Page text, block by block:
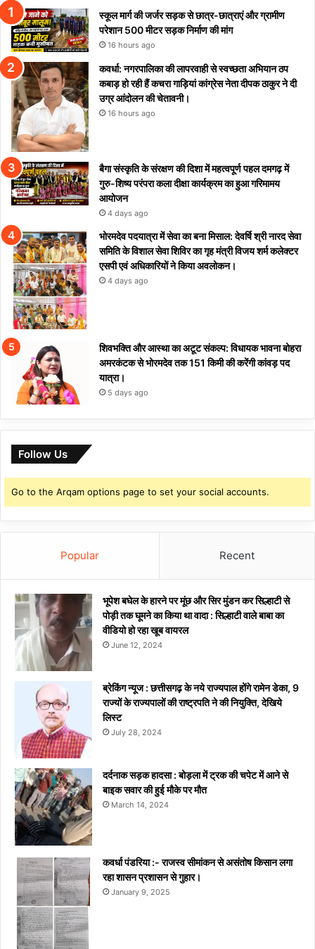
स्कूल मार्ग की जर्जर सड़क से छात्र-छात्राएं और ग्रामीण
परेशान 500 मीटर सड़क निर्माण की मांग
16 hours ago
कवर्धा: नगरपालिका की लापरवाही से स्वच्छता अभियान ठप
कबाड़ हो रही हैं कचरा गाड़ियां कांग्रेस नेता दीपक ठाकुर ने दी
उग्र आंदोलन की चेतावनी।
16 hours ago
बैगा संस्कृति के संरक्षण की दिशा में महत्वपूर्ण पहल दमगढ़ में
गुरु-शिष्य परंपरा कला दीक्षा कार्यक्रम का हुआ गरिमामय
आयोजन
4 days ago
भोरमदेव पदयात्रा में सेवा का बना मिसाल: देवर्षि श्री नारद सेवा
समिति के विशाल सेवा शिविर का गृह मंत्री विजय शर्म कलेक्टर
एसपी एवं अधिकारियों ने किया अवलोकन।
4 days ago
शिवभक्ति और आस्था का अटूट संकल्प: विधायक भावना बोहरा
अमरकंटक से भोरमदेव तक 151 किमी की करेंगी कांवड़ पद
यात्रा।
5 days ago
Follow Us
Go to the Arqam options page to set your social accounts.
Popular Recent
भूपेश बघेल के हारने पर मूंछ और सिर मुंडन कर सिल्हाटी से
पोड़ी तक घूमने का किया था वादा : सिल्हाटी वाले बाबा का
वीडियो हो रहा खूब वायरल
June 12, 2024
ब्रेकिंग न्यूज : छत्तीसगढ़ के नये राज्यपाल होंगे रामेन डेका, 9
राज्यों के राज्यपालों की राष्ट्रपति ने की नियुक्ति, देखिये
लिस्ट
July 28, 2024
दर्दनाक सड़क हादसा : बोड़ला में ट्रक की चपेट में आने से
बाइक सवार की हुई मौके पर मौत
March 14, 2024
कवर्धा पंडरिया :- राजस्व सीमांकन से असंतोष किसान लगा
रहा शासन प्रशासन से गुहार।
January 9, 2025